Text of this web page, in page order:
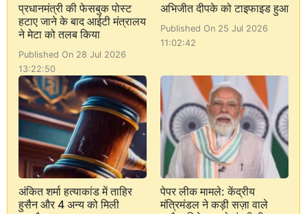
प्रधानमंत्री की फेसबुक पोस्ट
हटाए जाने के बाद आईटी मंत्रालय
ने मेटा को तलब किया
Published On 28 Jul 2026
13:22:50
अभिजीत दीपके को टाइफाइड हुआ
Published On 25 Jul 2026
11:02:42
अंकित शर्मा हत्याकांड में ताहिर
हुसैन और 4 अन्य को मिली
पेपर लीक मामले: केंद्रीय
मंत्रिमंडल ने कड़ी सज़ा वाले